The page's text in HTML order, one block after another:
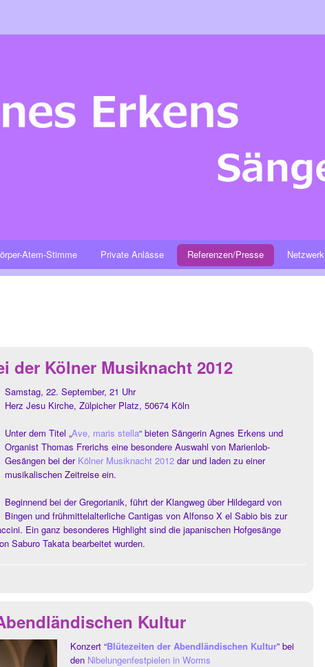
Atem-Stimme Private Anlässe Referenzen/Presse Netzwerk
der Kölner Musiknacht 2012
Samstag, 22. September, 21 Uhr
Herz Jesu Kirche, Zülpicher Platz, 50674 Köln
Unter dem Titel „Ave, maris stella“ bieten Sängerin Agnes Erkens und
Organist Thomas Frerichs eine besondere Auswahl von Marienlob-
Gesängen bei der Kölner Musiknacht 2012 dar und laden zu einer
musikalischen Zeitreise ein.
Beginnend bei der Gregorianik, führt der Klangweg über Hildegard von
Bingen und frühmittelalterliche Cantigas von Alfonso X el Sabio bis zur
Ein ganz besonderes Highlight sind die japanischen Hofgesänge
Saburo Takata bearbeitet wurden.
Kultur
Konzert “Blütezeiten der Abendländischen Kultur” bei
den Nibelungenfestpielen in Worms